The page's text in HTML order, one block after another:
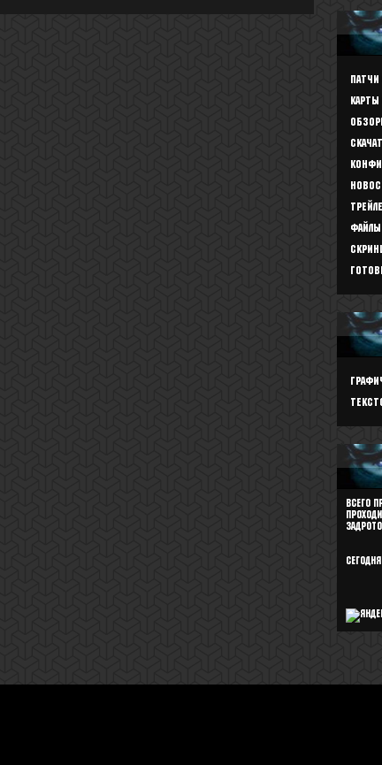
Патчи
Карты
Файлы
Всего